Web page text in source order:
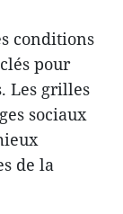
conditions
pour
Les grilles
sociaux
de la